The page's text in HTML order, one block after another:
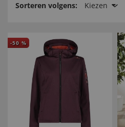
Sorteren volgens: Kiezen
-50 %